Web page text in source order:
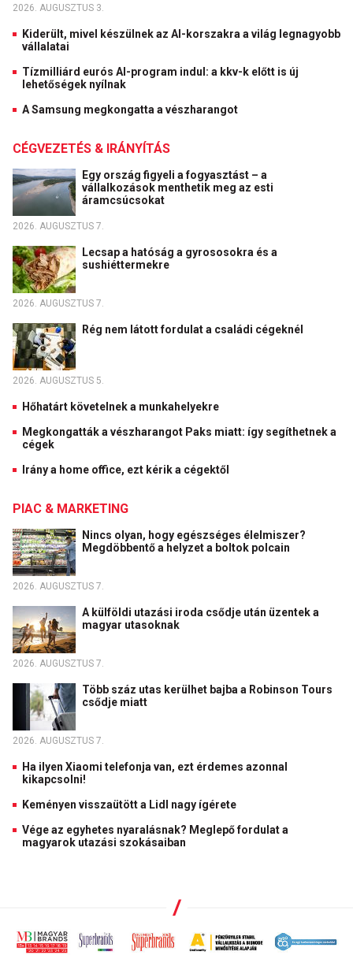
2026. AUGUSZTUS 3.
Kiderült, mivel készülnek az AI-korszakra a világ legnagyobb
vállalatai
Tízmilliárd eurós AI-program indul: a kkv-k előtt is új
lehetőségek nyílnak
A Samsung megkongatta a vészharangot
CÉGVEZETÉS & IRÁNYÍTÁS
Egy ország figyeli a fogyasztást – a
vállalkozások menthetik meg az esti
áramcsúcsokat
2026. AUGUSZTUS 7.
Lecsap a hatóság a gyrososokra és a
sushiéttermekre
2026. AUGUSZTUS 7.
Rég nem látott fordulat a családi cégeknél
2026. AUGUSZTUS 5.
Hőhatárt követelnek a munkahelyekre
Megkongatták a vészharangot Paks miatt: így segíthetnek a
cégek
Irány a home office, ezt kérik a cégektől
PIAC & MARKETING
Nincs olyan, hogy egészséges élelmiszer?
Megdöbbentő a helyzet a boltok polcain
2026. AUGUSZTUS 7.
A külföldi utazási iroda csődje után üzentek a
magyar utasoknak
2026. AUGUSZTUS 7.
Több száz utas kerülhet bajba a Robinson Tours
csődje miatt
2026. AUGUSZTUS 7.
Ha ilyen Xiaomi telefonja van, ezt érdemes azonnal
kikapcsolni!
Keményen visszaütött a Lidl nagy ígérete
Vége az egyhetes nyaralásnak? Meglepő fordulat a
magyarok utazási szokásaiban